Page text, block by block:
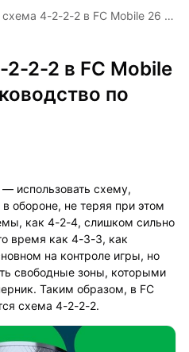
4-2-2-2 в FC Mobile 26 —
2-2 в FC Mobile
по
— использовать схему,
обороне, не теряя при этом
как 4-2-4, слишком сильно
время как 4-3-3, как
на контроле игры, но
свободные зоны, которыми
Таким образом, в FC
схема 4-2-2-2.